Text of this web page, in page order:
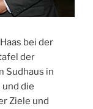
bei der
der
Sudhaus in
die
Ziele und